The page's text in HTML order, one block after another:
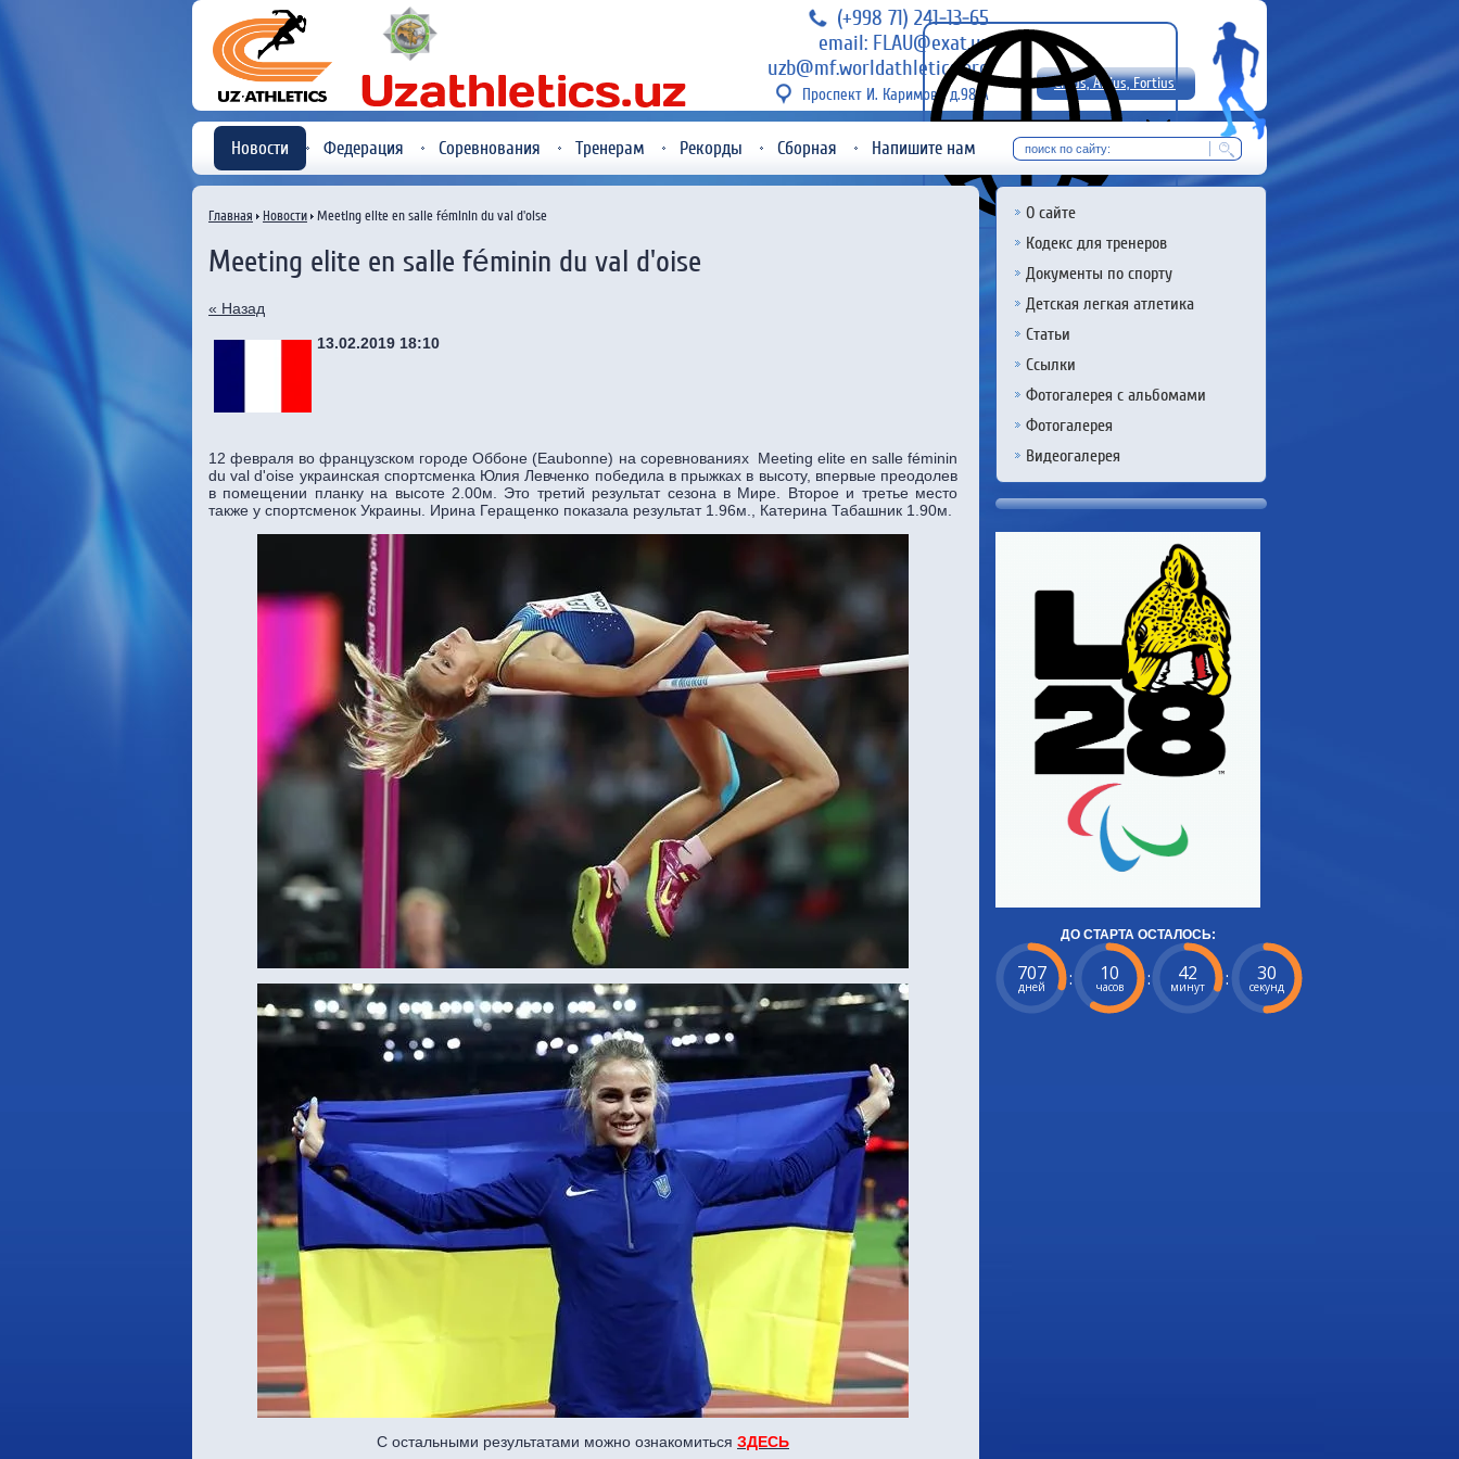
(+998 71) 241-13-65
email: FLAU@exat.uz
uzb@mf.worldathletics.org
Проспект И. Каримова д.98 А
Citius, Altius, Fortius!
RU
Новости Федерация Соревнования Тренерам Рекорды Сборная Напишите нам
О сайте
Кодекс для тренеров
Документы по спорту
Детская легкая атлетика
Статьи
Ссылки
Фотогалерея с альбомами
Фотогалерея
Видеогалерея
ДО СТАРТА ОСТАЛОСЬ:
707
дней : 10
часов : 42
минут : 29
секунд
Главная Новости Meeting elite en salle féminin du val d'oise
Meeting elite en salle féminin du val d'oise
« Назад
13.02.2019 18:10
12 февраля во французском городе Оббоне (Eaubonne) на соревнованиях Meeting elite en salle féminin
du val d'oise украинская спортсменка Юлия Левченко победила в прыжках в высоту, впервые преодолев
в помещении планку на высоте 2.00м. Это третий результат сезона в Мире. Второе и третье место
также у спортсменок Украины. Ирина Геращенко показала результат 1.96м., Катерина Табашник 1.90м.
С остальными результатами можно ознакомиться ЗДЕСЬ